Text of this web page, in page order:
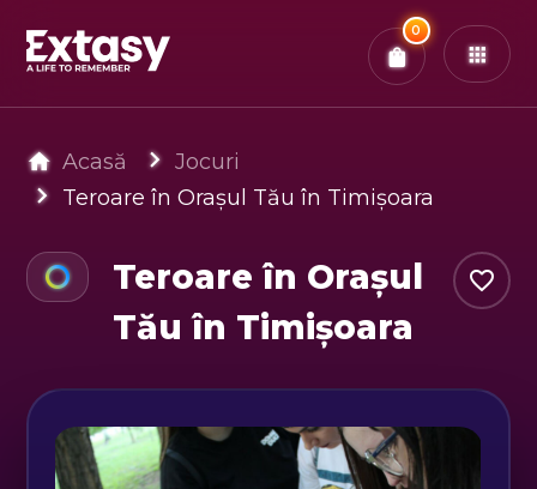
0
x0 Bilete Confirmă & Plătește
Acasă
Jocuri
Teroare în Orașul Tău în Timișoara
Teroare în Orașul
Tău în Timișoara